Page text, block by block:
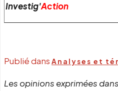
Investig'Action
Publié dans Analyses et
Les opinions exprimées